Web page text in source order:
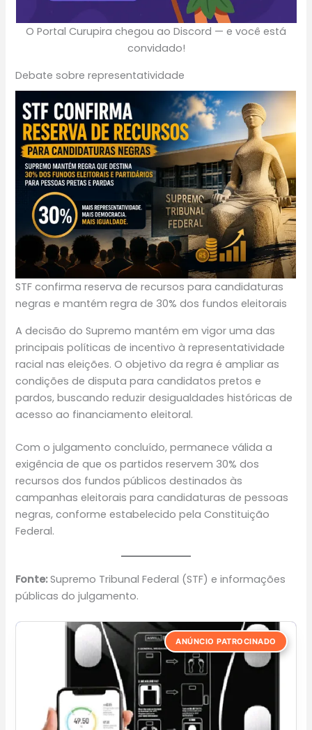
O Portal Curupira chegou ao Discord — e você está
convidado!
Debate sobre representatividade
STF confirma reserva de recursos para candidaturas
negras e mantém regra de 30% dos fundos eleitorais
A decisão do Supremo mantém em vigor uma das
principais políticas de incentivo à representatividade
racial nas eleições. O objetivo da regra é ampliar as
condições de disputa para candidatos pretos e
pardos, buscando reduzir desigualdades históricas de
acesso ao financiamento eleitoral.
Com o julgamento concluído, permanece válida a
exigência de que os partidos reservem 30% dos
recursos dos fundos públicos destinados às
campanhas eleitorais para candidaturas de pessoas
negras, conforme estabelecido pela Constituição
Federal.
Fonte:Supremo Tribunal Federal (STF) e informações
públicas do julgamento.
ANÚNCIO PATROCINADO